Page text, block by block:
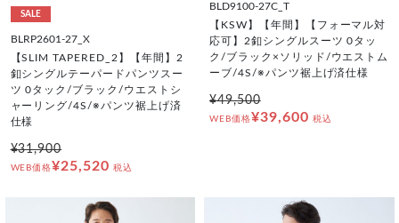
SALE
BLRP2601-27_X
【SLIM TAPERED_2】【年間】2
釦シングルテーパードパンツスー
ツ 0タック/ブラック/ウエストシ
ャーリング/4S/※パンツ裾上げ済
仕様
¥31,900
WEB価格¥25,520 税込
BLD9100-27C_T
【KSW】【年間】【フォーマル対
応可】2釦シングルスーツ 0タッ
ク/ブラック×ソリッド/ウエストム
ーブ/4S/※パンツ裾上げ済仕様
¥49,500
WEB価格¥39,600 税込